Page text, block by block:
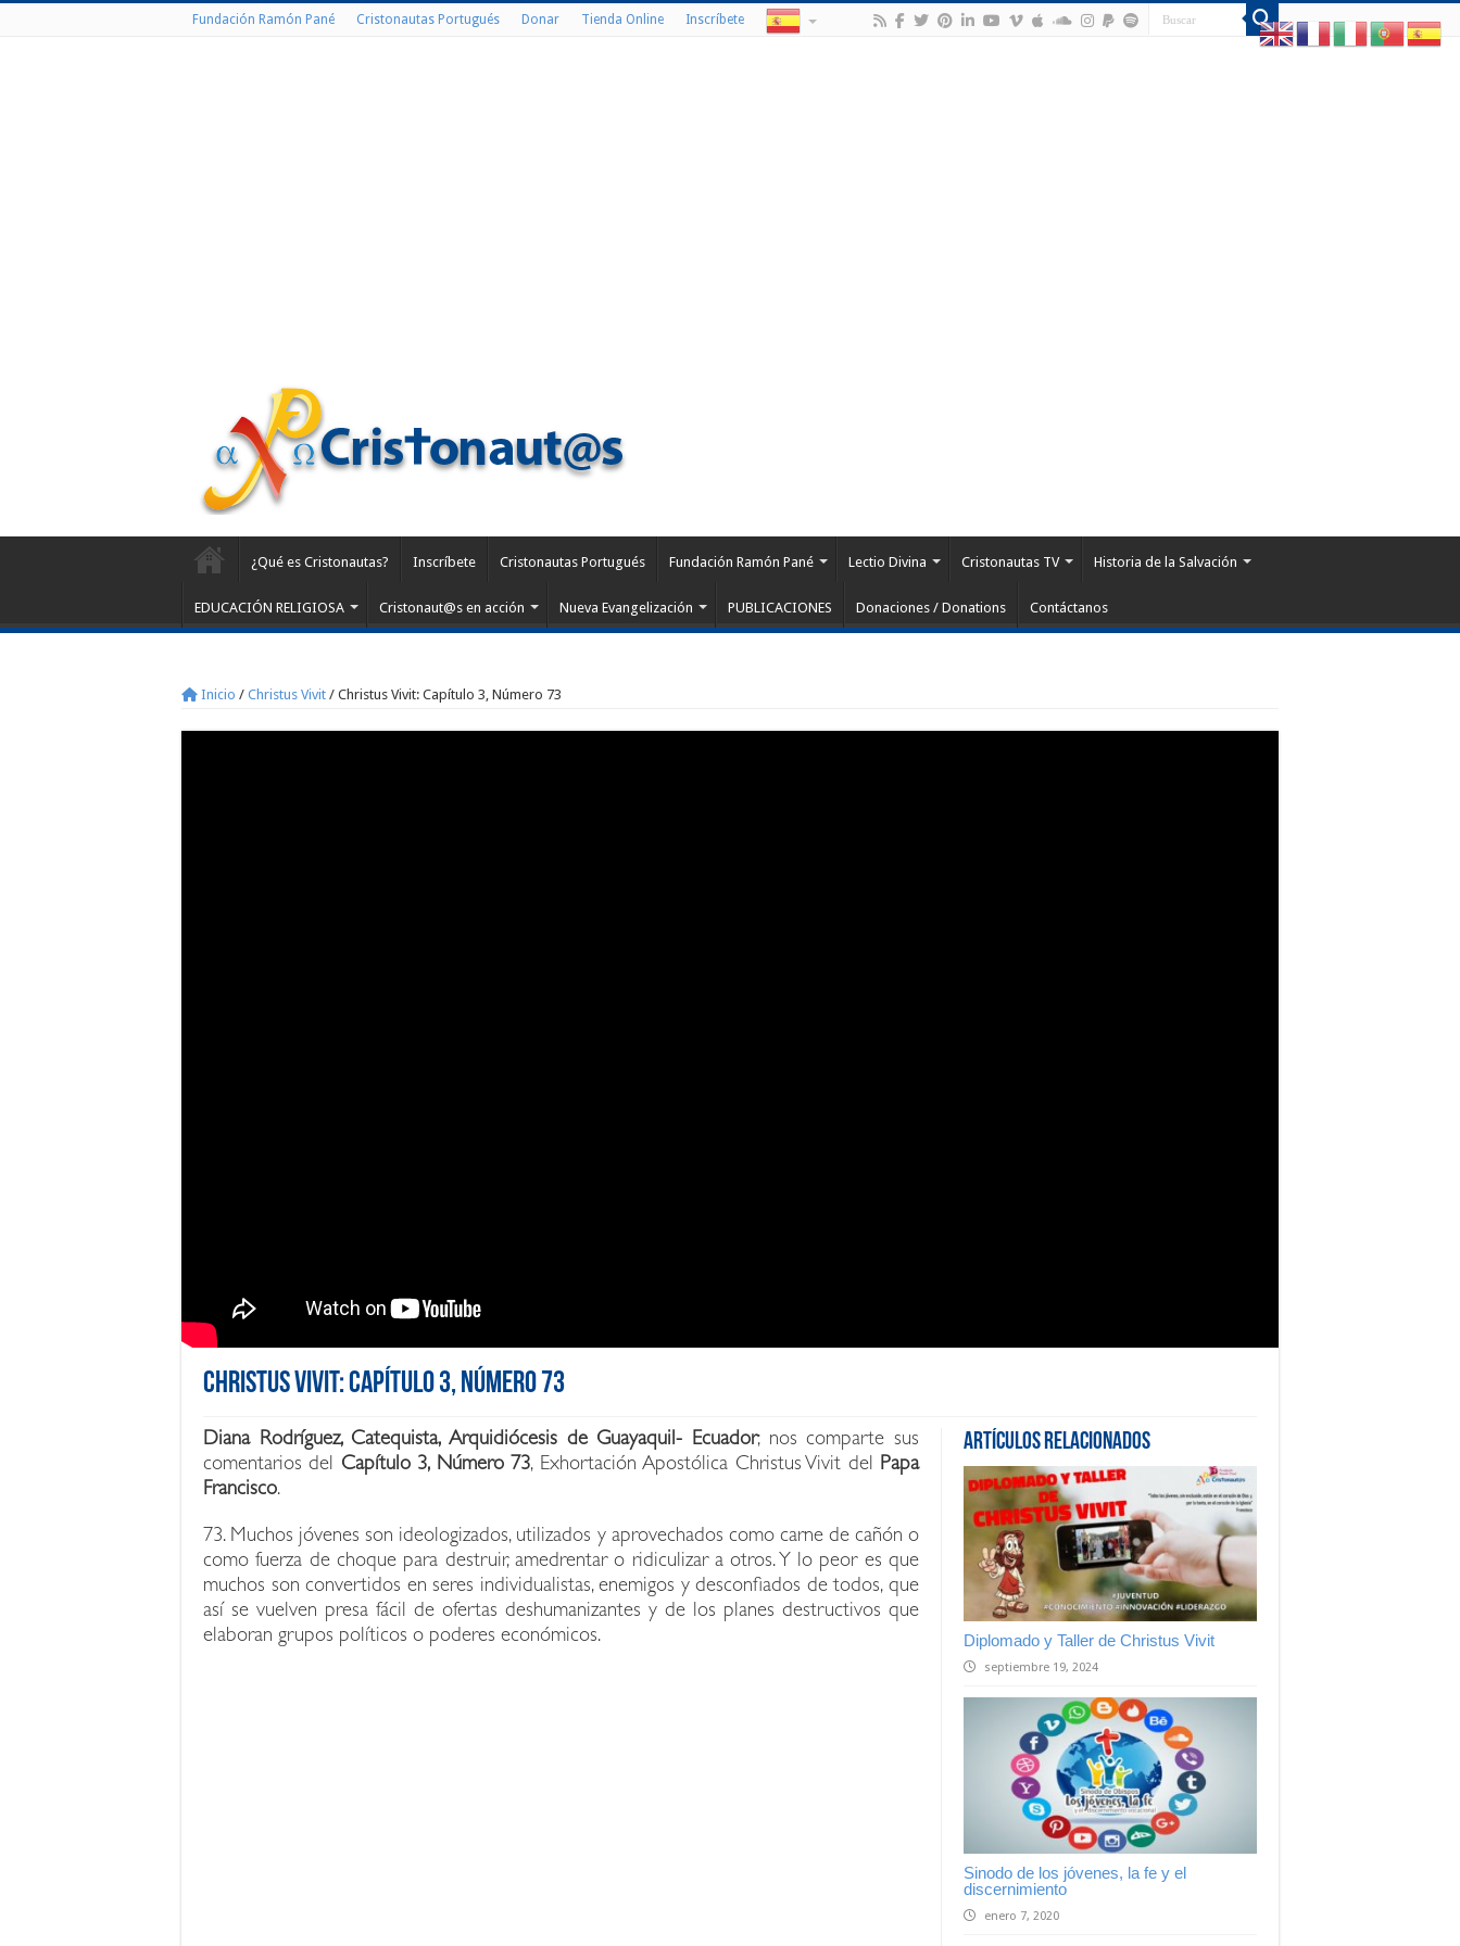
Fundación Ramón Pané Cristonautas Portugués Donar Tienda Online Inscríbete
¿Qué es Cristonautas? Inscríbete Cristonautas Portugués Fundación Ramón Pané Lectio Divina Cristonautas TV Historia de la Salvación
EDUCACIÓN RELIGIOSA Cristonaut@s en acción Nueva Evangelización PUBLICACIONES Donaciones / Donations Contáctanos
Inicio / Christus Vivit / Christus Vivit: Capítulo 3, Número 73
Christus Vivit: Capítulo 3, Número 73
Artículos Relacionados
Diplomado y Taller de Christus Vivit
septiembre 19, 2024
Sinodo de los jóvenes, la fe y el
discernimiento
enero 7, 2020
Diana Rodríguez, Catequista, Arquidiócesis de Guayaquil- Ecuador; nos comparte sus
comentarios del Capítulo 3, Número 73, Exhortación Apostólica Christus Vivit del Papa
Francisco.
73. Muchos jóvenes son ideologizados, utilizados y aprovechados como carne de cañón o
como fuerza de choque para destruir, amedrentar o ridiculizar a otros. Y lo peor es que
muchos son convertidos en seres individualistas, enemigos y desconfiados de todos, que
así se vuelven presa fácil de ofertas deshumanizantes y de los planes destructivos que
elaboran grupos políticos o poderes económicos.